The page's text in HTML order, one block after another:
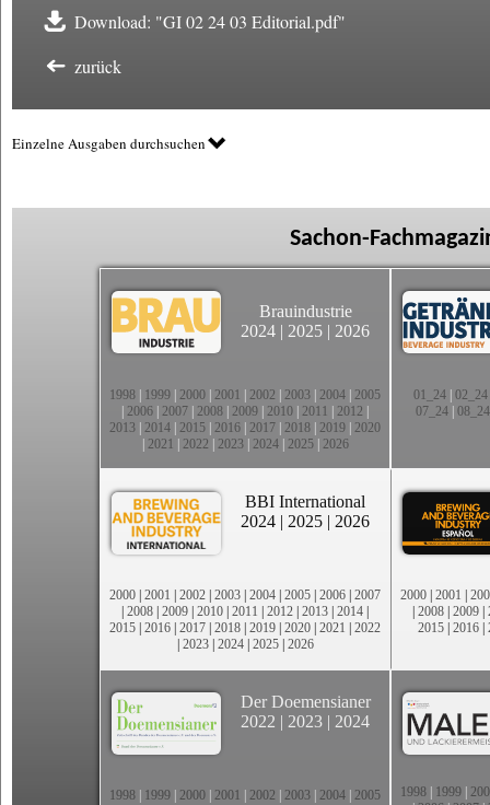
Download: "GI 02 24 03 Editorial.pdf"
zurück
Einzelne Ausgaben durchsuchen
Sachon-
Brauindustrie
2024 | 2025 | 2026
1998 1999 2000 2001 2002 2003 2004 2005
2006 2007 2008 2009 2010 2011 2012
2013 2014 2015 2016 2017 2018 2019 2020
2021 2022 2023| 2024| 2025| 2026
01_24| 02_24
07_24 08_24
BBI International
2024 | 2025 | 2026
2000 | 2001 | 2002 | 2003 | 2004 | 2005 | 2006 | 2007
| 2008 | 2009 | 2010 | 2011 | 2012 | 2013 | 2014 |
2015 | 2016 | 2017 | 2018 | 2019 | 2020 | 2021 | 2022
| 2023| 2024| 2025| 2026
2000 | 2001 |
| 2008 | 2009 |
2015 | 2016 |
Der Doemensianer
2022 | 2023 | 2024
1998 1999 2000 2001 2002 2003 2004 2005
1998 1999